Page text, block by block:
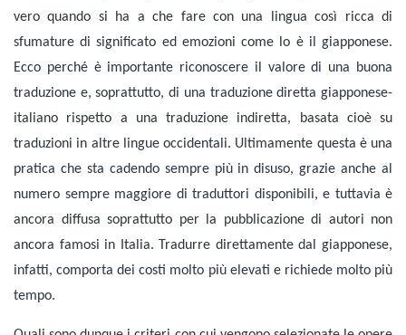
vero quando si ha a che fare con una lingua così ricca di
sfumature di significato ed emozioni come lo è il giapponese.
Ecco perché è importante riconoscere il valore di una buona
traduzione e, soprattutto, di una traduzione diretta giapponese-
italiano rispetto a una traduzione indiretta, basata cioè su
traduzioni in altre lingue occidentali. Ultimamente questa è una
pratica che sta cadendo sempre più in disuso, grazie anche al
numero sempre maggiore di traduttori disponibili, e tuttavia è
ancora diffusa soprattutto per la pubblicazione di autori non
ancora famosi in Italia. Tradurre direttamente dal giapponese,
infatti, comporta dei costi molto più elevati e richiede molto più
tempo.